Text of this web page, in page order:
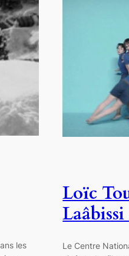
les
Loïc
Le Centre